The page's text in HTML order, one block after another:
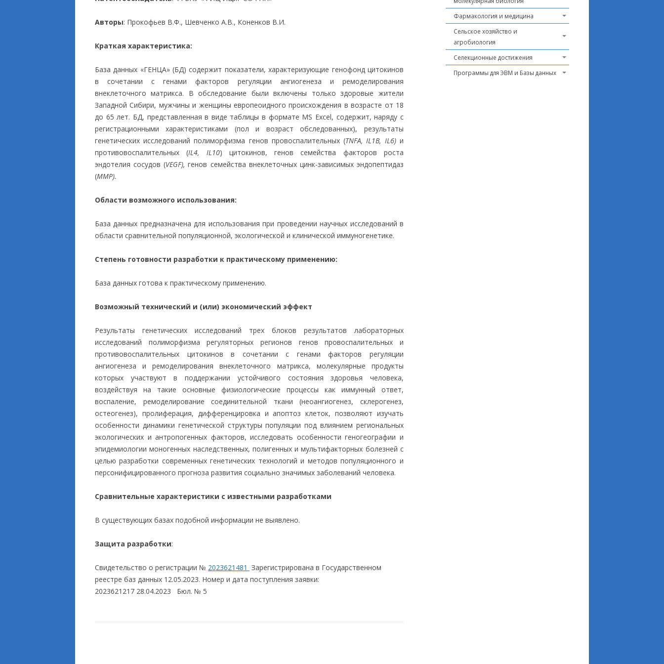
Авторы: Прокофьев В.Ф., Шевченко А.В., Коненков В.И.
Краткая характеристика:
База данных «ГЕНЦА» (БД) содержит показатели, характеризующие генофонд цитокинов
в сочетании с генами факторов регуляции ангиогенеза и ремоделирования
внеклеточного матрикса. В обследование были включены только здоровые жители
Западной Сибири, мужчины и женщины европеоидного происхождения в возрасте от 18
до 65 лет. БД, представленная в виде таблицы в формате MS Excel, содержит, наряду с
регистрационными характеристиками (пол и возраст обследованных), результаты
генетических исследований полиморфизма генов провоспалительных (TNFА, IL1B, IL6) и
противовоспалительных (IL4, IL10) цитокинов, генов семейства факторов роста
эндотелия сосудов (VEGF),генов семейства внеклеточных цинк-зависимых эндопептидаз
(MMP).
Области возможного использования:
База данных предназначена для использования при проведении научных исследований в
области сравнительной популяционной, экологической и клинической иммуногенетике.
Степень готовности разработки к практическому применению:
База данных готова к практическому применению.
Возможный технический и (или) экономический эффект
Результаты генетических исследований трех блоков результатов лабораторных
исследований полиморфизма регуляторных регионов генов провоспалительных и
противовоспалительных цитокинов в сочетании с генами факторов регуляции
ангиогенеза и ремоделирования внеклеточного матрикса, молекулярные продукты
которых участвуют в поддержании устойчивого состояния здоровья человека,
воздействуя на такие основные физиологические процессы как иммунный ответ,
воспаление, ремоделирование соединительной ткани (неоангиогенез, склерогенез,
остеогенез), пролиферация, дифференцировка и апоптоз клеток, позволяют изучать
особенности динамики генетической структуры популяции под влиянием региональных
экологических и антропогенных факторов, исследовать особенности геногеографии и
эпидемиологии моногенных наследственных, полигенных и мультифакторных болезней с
целью разработки современных генетических технологий и методов популяционного и
персонифицированного прогноза развития социально значимых заболеваний человека.
Сравнительные характеристики с известными разработками
В существующих базах подобной информации не выявлено.
Защита разработки:
Свидетельство о регистрации № 2023621481 Зарегистрирована в Государственном
реестре баз данных 12.05.2023. Номер и дата поступления заявки:
2023621217 28.04.2023 Бюл. № 5
Фармакология и медицина
Сельское хозяйство и
агробиология
Селекционные достижения
Программы для ЭВМ и Базы данных